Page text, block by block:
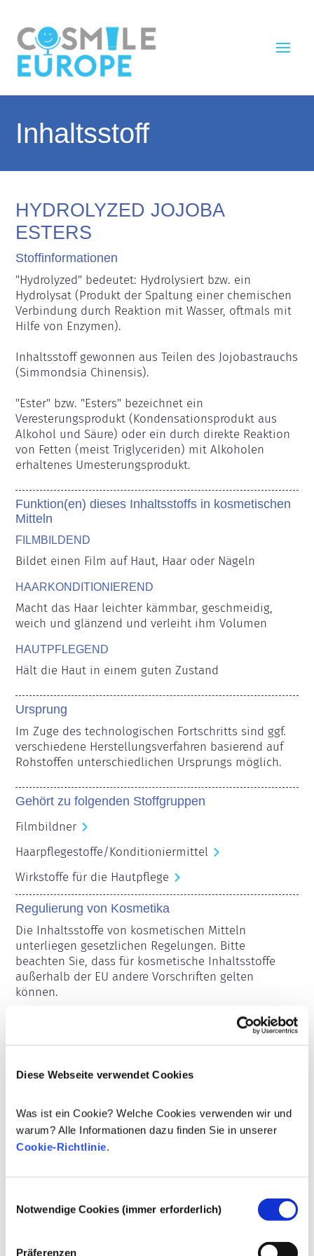
Diese Webseite verwendet Cookies
Was ist ein Cookie? Welche Cookies verwenden wir und
warum? Alle Informationen dazu finden Sie in unserer
Cookie-Richtlinie.
Notwendige Cookies (immer erforderlich)
Präferenzen
Inhaltsstoff
HYDROLYZED JOJOBA
ESTERS
Stoffinformationen
"Hydrolyzed" bedeutet: Hydrolysiert bzw. ein
Hydrolysat (Produkt der Spaltung einer chemischen
Verbindung durch Reaktion mit Wasser, oftmals mit
Hilfe von Enzymen).
Inhaltsstoff gewonnen aus Teilen des Jojobastrauchs
(Simmondsia Chinensis).
"Ester" bzw. "Esters" bezeichnet ein
Veresterungsprodukt (Kondensationsprodukt aus
Alkohol und Säure) oder ein durch direkte Reaktion
von Fetten (meist Triglyceriden) mit Alkoholen
erhaltenes Umesterungsprodukt.
Funktion(en) dieses Inhaltsstoffs in kosmetischen
Mitteln
FILMBILDEND
Bildet einen Film auf Haut, Haar oder Nägeln
HAARKONDITIONIEREND
Macht das Haar leichter kämmbar, geschmeidig,
weich und glänzend und verleiht ihm Volumen
HAUTPFLEGEND
Hält die Haut in einem guten Zustand
Ursprung
Im Zuge des technologischen Fortschritts sind ggf.
verschiedene Herstellungsverfahren basierend auf
Rohstoffen unterschiedlichen Ursprungs möglich.
Gehört zu folgenden Stoffgruppen
Filmbildner
Haarpflegestoffe/Konditioniermittel
Wirkstoffe für die Hautpflege
Regulierung von Kosmetika
Die Inhaltsstoffe von kosmetischen Mitteln
unterliegen gesetzlichen Regelungen. Bitte
beachten Sie, dass für kosmetische Inhaltsstoffe
außerhalb der EU andere Vorschriften gelten
können.
Ihre Kosmetika
Fakten zur Sicherheit von kosmetischen
Produkten in Europa
Körperpflegemittel, die in der Europäischen
Union verkauft werden, sicher für die
Kosmetikhersteller sowie nationale und
Mehr erfahren